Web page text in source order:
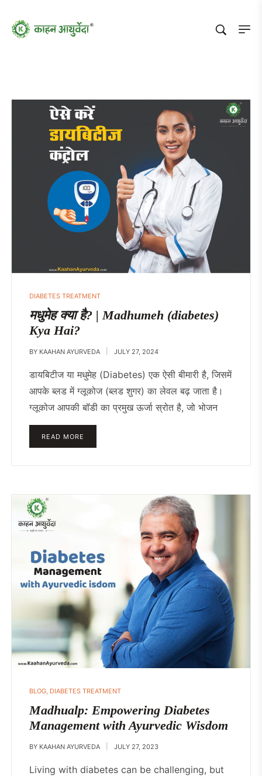
DIABETES TREATMENT
मधुमेह क्या है? | Madhumeh (diabetes)
Kya Hai?
BY KAAHAN AYURVEDA JULY 27, 2024
डायबिटीज या मधुमेह (Diabetes) एक ऐसी बीमारी है, जिसमें
आपके ब्लड में ग्लूकोज (ब्लड शुगर) का लेवल बढ़ जाता है।
ग्लूकोज आपकी बॉडी का प्रमुख ऊर्जा स्रोत है, जो भोजन
READ MORE
BLOG DIABETES TREATMENT
Madhualp: Empowering Diabetes
Management with Ayurvedic Wisdom
BY KAAHAN AYURVEDA JULY 27, 2023
Living with diabetes can be challenging, but